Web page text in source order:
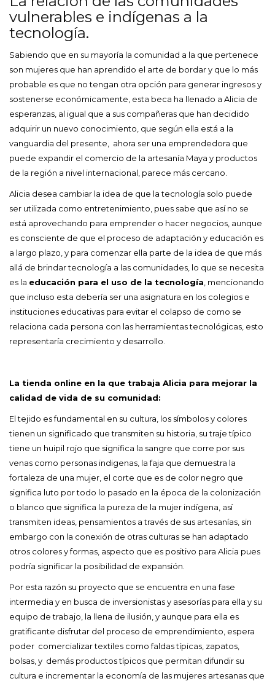
vulnerables e indígenas a la
tecnología.
Sabiendo que en su mayoría la comunidad a la que pertenece
son mujeres que han aprendido el arte de bordar y que lo más
probable es que no tengan otra opción para generar ingresos y
sostenerse económicamente, esta beca ha llenado a Alicia de
esperanzas, al igual que a sus compañeras que han decidido
adquirir un nuevo conocimiento, que según ella está a la
vanguardia del presente, ahora ser una emprendedora que
puede expandir el comercio de la artesanía Maya y productos
de la región a nivel internacional, parece más cercano.
Alicia desea cambiar la idea de que la tecnología solo puede
ser utilizada como entretenimiento, pues sabe que así no se
está aprovechando para emprender o hacer negocios, aunque
es consciente de que el proceso de adaptación y educación es
a largo plazo, y para comenzar ella parte de la idea de que más
allá de brindar tecnología a las comunidades, lo que se necesita
es la educación para el uso de la tecnología , mencionando
que incluso esta debería ser una asignatura en los colegios e
instituciones educativas para evitar el colapso de como se
relaciona cada persona con las herramientas tecnológicas, esto
representaría crecimiento y desarrollo.
La tienda online en la que trabaja Alicia para mejorar la
calidad de vida de su comunidad:
El tejido es fundamental en su cultura, los símbolos y colores
tienen un significado que transmiten su historia, su traje típico
tiene un huipil rojo que significa la sangre que corre por sus
venas como personas indigenas, la faja que demuestra la
fortaleza de una mujer, el corte que es de color negro que
significa luto por todo lo pasado en la época de la colonización
o blanco que significa la pureza de la mujer indígena, así
transmiten ideas, pensamientos a través de sus artesanías, sin
embargo con la conexión de otras culturas se han adaptado
otros colores y formas, aspecto que es positivo para Alicia pues
podría significar la posibilidad de expansión.
Por esta razón su proyecto que se encuentra en una fase
intermedia y en busca de inversionistas y asesorías para ella y su
equipo de trabajo, la llena de ilusión, y aunque para ella es
gratificante disfrutar del proceso de emprendimiento, espera
poder comercializar textiles como faldas típicas, zapatos,
bolsas, y demás productos típicos que permitan difundir su
cultura e incrementar la economía de las mujeres artesanas que